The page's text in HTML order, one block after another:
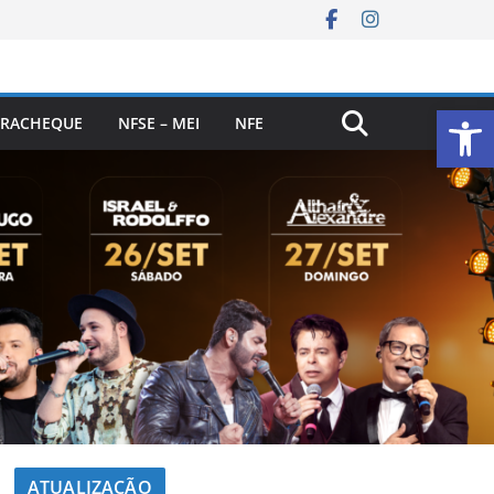
NFSE – MEI NFE
ATUALIZAÇÃO